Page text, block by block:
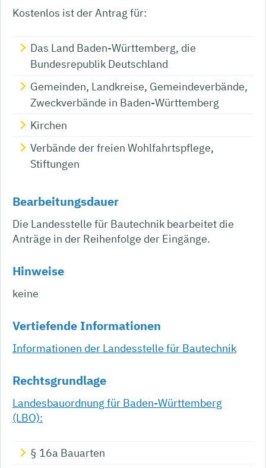
Kostenlos ist der Antrag für:
Das Land Baden-Württemberg, die
Bundesrepublik Deutschland
Gemeinden, Landkreise, Gemeindeverbände,
Zweckverbände in Baden-Württemberg
Kirchen
Verbände der freien Wohlfahrtspflege,
Stiftungen
Bearbeitungsdauer
Die Landesstelle für Bautechnik bearbeitet die
Anträge in der Reihenfolge der Eingänge.
Hinweise
keine
Vertiefende Informationen
Informationen der Landesstelle für Bautechnik
Rechtsgrundlage
Landesbauordnung für Baden-Württemberg
(LBO):
§ 16a Bauarten